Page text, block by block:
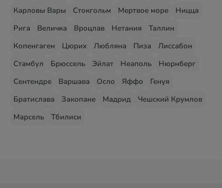
Карловы Вары
Стокгольм Мертвое море
Ницца
Рига
Величка Вроцлав Нетания
Таллин
Копенгаген
Цюрих Любляна Пиза
Лиссабон
Стамбул
Брюссель Эйлат Неаполь
Нюрнберг
Сентендре
Варшава Осло Яффо
Генуя
Братислава
Закопане Мадрид
Чешский Крумлов
Марсель
Тбилиси